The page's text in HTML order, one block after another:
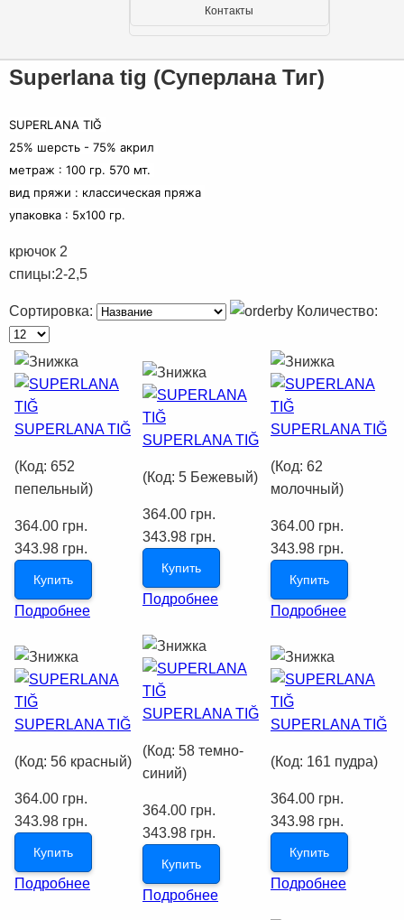
Контакты
Superlana tig (Суперлана Тиг)
SUPERLANA TIĞ
25% шерсть - 75% акрил
метраж : 100 гр. 570 мт.
вид пряжи : классическая пряжа
упаковка : 5x100 гр.
крючок 2
спицы:2-2,5
Сортировка: Количество:
SUPERLANA TIĞ
(Код: 652
пепельный)
364.00 грн.
343.98 грн.
Купить
Подробнее
SUPERLANA TIĞ
(Код: 5 Бежевый)
364.00 грн.
343.98 грн.
Купить
Подробнее
SUPERLANA TIĞ
(Код: 62
молочный)
364.00 грн.
343.98 грн.
Купить
Подробнее
SUPERLANA TIĞ
(Код: 56 красный)
364.00 грн.
343.98 грн.
Купить
Подробнее
SUPERLANA TIĞ
(Код: 58 темно-
синий)
364.00 грн.
343.98 грн.
Купить
Подробнее
SUPERLANA TIĞ
(Код: 161 пудра)
364.00 грн.
343.98 грн.
Купить
Подробнее